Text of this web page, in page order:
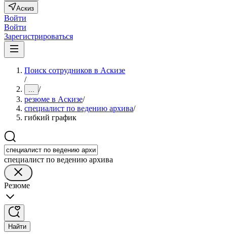
Аскиз
Войти
Войти
Зарегистрироваться
Поиск сотрудников в Аскизе
/
... /
резюме в Аскизе/
специалист по ведению архива/
гибкий график
специалист по ведению архива
Резюме
Найти